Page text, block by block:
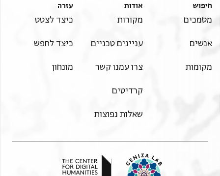
חיפוש
מסמכים
אנשים
מקומות
אודות
מקורות
עניינים טכניים
צרו עמנו קשר
קרדיטים
שאלות נפוצות
עזרה
כיצד לצטט
כיצד לחפש
מונחון